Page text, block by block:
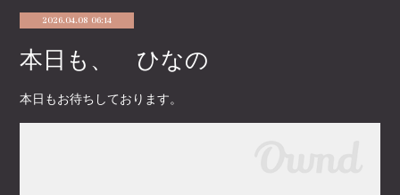
2026.04.08 06:14
本日も、 ひなの
本日もお待ちしております。